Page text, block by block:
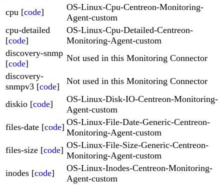
cpu [code]
OS-Linux-Cpu-Centreon-Monitoring-
Agent-custom
cpu-detailed
[code]
OS-Linux-Cpu-Detailed-Centreon-
Monitoring-Agent-custom
discovery-snmp
[code]
Not used in this Monitoring Connector
discovery-
snmpv3 [code]
Not used in this Monitoring Connector
diskio [code]
OS-Linux-Disk-IO-Centreon-Monitoring-
Agent-custom
files-date [code] OS-Linux-File-Date-Generic-Centreon-
Monitoring-Agent-custom
files-size [code] OS-Linux-File-Size-Generic-Centreon-
Monitoring-Agent-custom
inodes [code]
OS-Linux-Inodes-Centreon-Monitoring-
Agent-custom